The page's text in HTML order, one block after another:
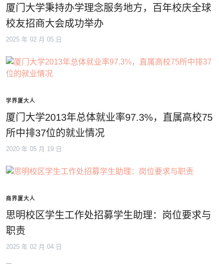
厦门大学秉持办学理念服务地方，百年校庆全球
校友招商大会成功举办
2025 年 02 月 05 日
学界厦大人
厦门大学2013年总体就业率97.3%，直属高校75
所中排37位的就业情况
2020 年 05 月 19 日
商界厦大人
思明校区学生工作处招募学生助理：岗位要求与
职责
2025 年 02 月 04 日